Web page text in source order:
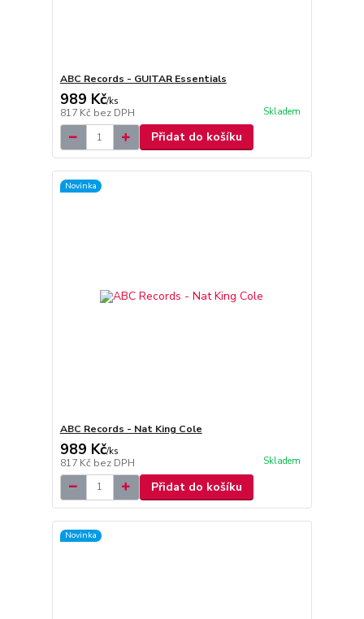
ABC Records - GUITAR Essentials
989 Kč/ks
817 Kč bez DPH Skladem
Přidat do košíku
Novinka
ABC Records - Nat King Cole
989 Kč/ks
817 Kč bez DPH Skladem
Přidat do košíku
Novinka